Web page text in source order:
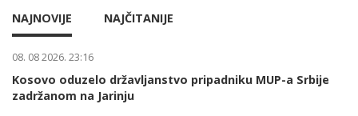
NAJNOVIJE NAJČITANIJE
08. 08 2026. 23:16
Kosovo oduzelo državljanstvo pripadniku MUP-a Srbije
zadržanom na Jarinju